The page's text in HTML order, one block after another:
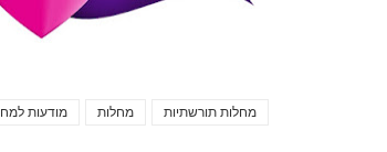
מודעות מחלות
מחלות תורשתיות